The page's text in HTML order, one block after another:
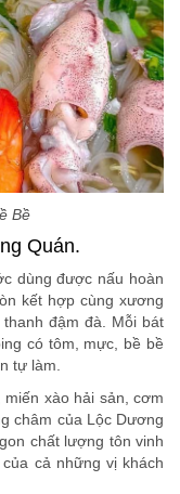
Bề
Quán.
dùng được nấu hoàn
kết hợp cùng xương
đậm đà. Mỗi bát
có tôm, mực, bề bề
tự làm.
xào hải sản, cơm
châm của Lộc Dương
chất lượng tôn vinh
cả những vị khách